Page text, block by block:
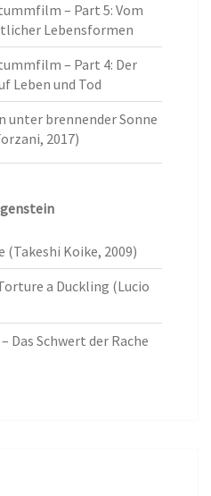
– Part 5: Vom
Lebensformen
– Part 4: Der
Leben und Tod
unter brennender Sonne
2017)
(Takeshi Koike, 2009)
a Duckling (Lucio
Das Schwert der Rache